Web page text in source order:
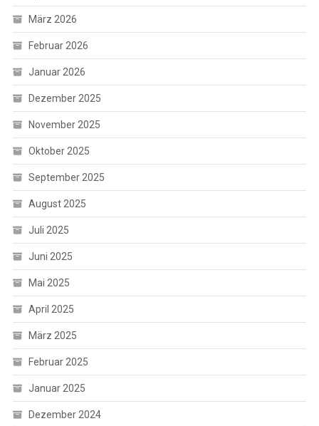
März 2026
Februar 2026
Januar 2026
Dezember 2025
November 2025
Oktober 2025
September 2025
August 2025
Juli 2025
Juni 2025
Mai 2025
April 2025
März 2025
Februar 2025
Januar 2025
Dezember 2024